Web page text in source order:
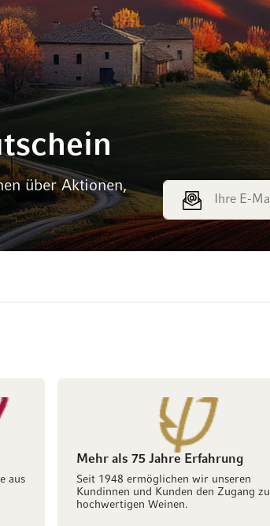
über Aktionen,
E-Mail Adresse
aus
Mehr als 75 Jahre Erfahrung
Seit 1948 ermöglichen wir unseren
Kundinnen und Kunden den Zugang zu
hochwertigen Weinen.